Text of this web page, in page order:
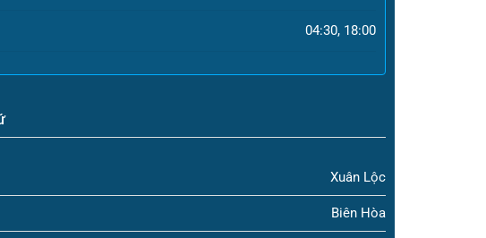
04:30, 18:00
Xuân Lộc
Biên Hòa